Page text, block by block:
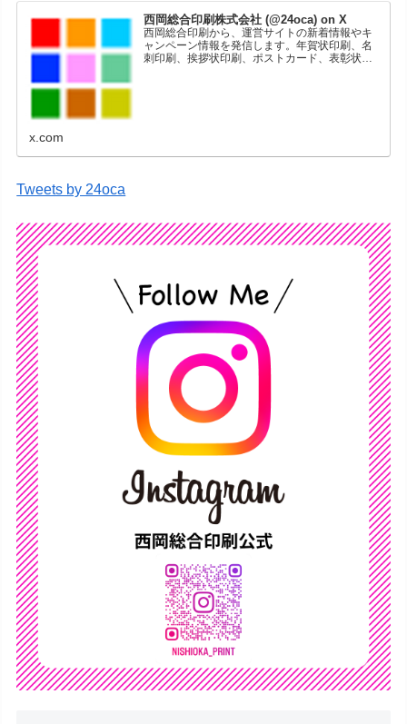
西岡総合印刷株式会社 (@24oca) on X
西岡総合印刷から、運営サイトの新着情報やキ
ャンペーン情報を発信します。年賀状印刷、名
刺印刷、挨拶状印刷、ポストカード、表彰状印
x.com
Tweets by 24oca